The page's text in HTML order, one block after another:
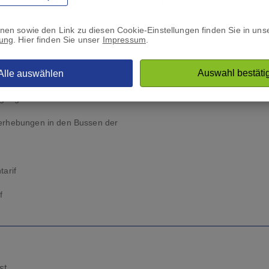
Tickets zu kaufen?
Beförderungs- und
in den Bussen der
Für Unternehmen
sowie den Link zu diesen Cookie-Einstellungen finden Sie in
. Hier finden Sie unser Impressum
auswählen Auswahl